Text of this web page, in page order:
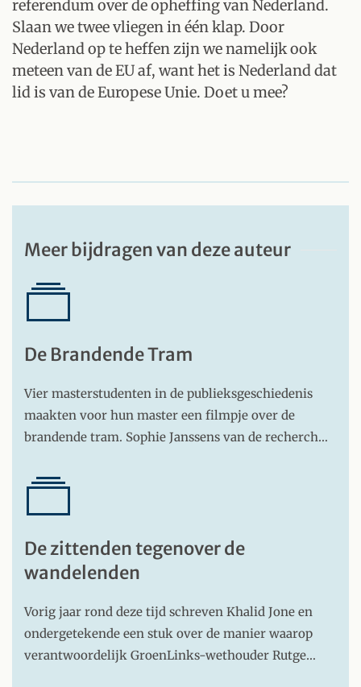
referendum over de opheffing van Nederland.
Slaan we twee vliegen in één klap. Door
Nederland op te heffen zijn we namelijk ook
meteen van de EU af, want het is Nederland dat
lid is van de Europese Unie. Doet u mee?
Meer bijdragen van deze auteur
De Brandende Tram
Vier masterstudenten in de publieksgeschiedenis
maakten voor hun master een filmpje over de
brandende tram. Sophie Janssens van de recherch…
De zittenden tegenover de
wandelenden
Vorig jaar rond deze tijd schreven Khalid Jone en
ondergetekende een stuk over de manier waarop
verantwoordelijk GroenLinks-wethouder Rutge…